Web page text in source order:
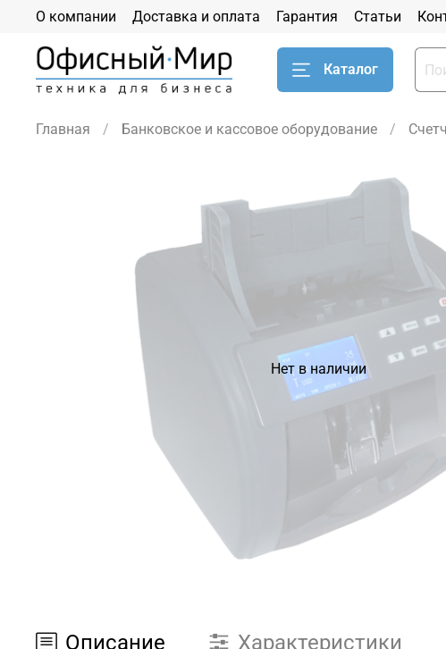
О компании Доставка и оплата Гарантия Статьи
Каталог
Главная Банковское и кассовое оборудование
Нет в наличии
Описание Характеристики